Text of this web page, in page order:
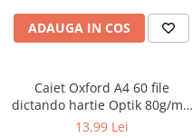
Caiete foi veline
Vocabulare
Blocuri de desen școlare
Hârtie pentru lucru manual
ADAUGA IN COS
Caiet Oxford A4 60 file
dictando hartie Optik 80g/mp
Touch Pastel
13,99 Lei